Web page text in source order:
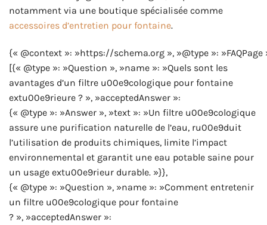
notamment via une boutique spécialisée comme
accessoires d’entretien pour fontaine.
{« @context »: »https://schema.org », »@type »:
[{« @type »: »Question », »name »: »Quels sont les
avantages d’un filtre u00e9cologique pour fontaine
extu00e9rieure ? », »acceptedAnswer »:
{« @type »: »Answer », »text »: »Un filtre u00e9cologique
assure une purification naturelle de l’eau, ru00e9duit
l’utilisation de produits chimiques, limite l’impact
environnemental et garantit une eau potable saine pour
un usage extu00e9rieur durable. »}},
{« @type »: »Question », »name »: »Comment entretenir
un filtre u00e9cologique pour fontaine
? », »acceptedAnswer »: